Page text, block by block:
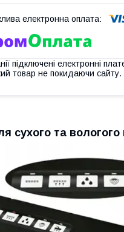
підключені електронні
товар не покидаючи сайту.
сухого та